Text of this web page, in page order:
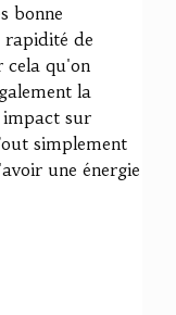
bonne
rapidité de
cela qu'on
la
impact sur
simplement
une énergie